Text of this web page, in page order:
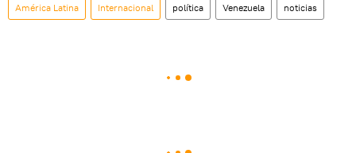
América Latina Internacional política Venezuela noticias